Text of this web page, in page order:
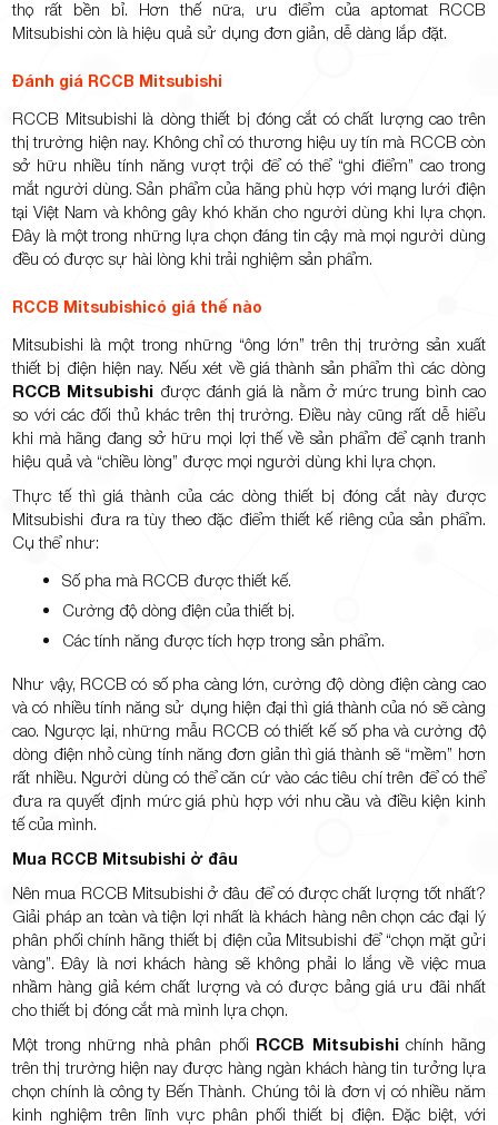
thọ rất bền bỉ. Hơn thế nữa, ưu điểm của aptomat RCCB
Mitsubishi còn là hiệu quả sử dụng đơn giản, dễ dàng lắp đặt.
Đánh giá RCCB Mitsubishi
RCCB Mitsubishi là dòng thiết bị đóng cắt có chất lượng cao trên
thị trường hiện nay. Không chỉ có thương hiệu uy tín mà RCCB còn
sở hữu nhiều tính năng vượt trội để có thể “ghi điểm” cao trong
mắt người dùng. Sản phẩm của hãng phù hợp với mạng lưới điện
tại Việt Nam và không gây khó khăn cho người dùng khi lựa chọn.
Đây là một trong những lựa chọn đáng tin cậy mà mọi người dùng
đều có được sự hài lòng khi trải nghiệm sản phẩm.
RCCB Mitsubishicó giá thế nào
Mitsubishi là một trong những “ông lớn” trên thị trường sản xuất
thiết bị điện hiện nay. Nếu xét về giá thành sản phẩm thì các dòng
RCCB Mitsubishi được đánh giá là nằm ở mức trung bình cao
so với các đối thủ khác trên thị trường. Điều này cũng rất dễ hiểu
khi mà hãng đang sở hữu mọi lợi thế về sản phẩm để cạnh tranh
hiệu quả và “chiều lòng” được mọi người dùng khi lựa chọn.
Thực tế thì giá thành của các dòng thiết bị đóng cắt này được
Mitsubishi đưa ra tùy theo đặc điểm thiết kế riêng của sản phẩm.
Cụ thể như:
Số pha mà RCCB được thiết kế.
Cường độ dòng điện của thiết bị.
Các tính năng được tích hợp trong sản phẩm.
Như vậy, RCCB có số pha càng lớn, cường độ dòng điện càng cao
và có nhiều tính năng sử dụng hiện đại thì giá thành của nó sẽ càng
cao. Ngược lại, những mẫu RCCB có thiết kế số pha và cường độ
dòng điện nhỏ cùng tính năng đơn giản thì giá thành sẽ “mềm” hơn
rất nhiều. Người dùng có thể căn cứ vào các tiêu chí trên để có thể
đưa ra quyết định mức giá phù hợp với nhu cầu và điều kiện kinh
tế của mình.
Mua RCCB Mitsubishi ở đâu
Nên mua RCCB Mitsubishi ở đâu để có được chất lượng tốt nhất?
Giải pháp an toàn và tiện lợi nhất là khách hàng nên chọn các đại lý
phân phối chính hãng thiết bị điện của Mitsubishi để “chọn mặt gửi
vàng”. Đây là nơi khách hàng sẽ không phải lo lắng về việc mua
nhầm hàng giả kém chất lượng và có được bảng giá ưu đãi nhất
cho thiết bị đóng cắt mà mình lựa chọn.
Một trong những nhà phân phối RCCB Mitsubishichính hãng
trên thị trường hiện nay được hàng ngàn khách hàng tin tưởng lựa
chọn chính là công ty Bến Thành. Chúng tôi là đơn vị có nhiều năm
kinh nghiệm trên lĩnh vực phân phối thiết bị điện. Đặc biệt, với